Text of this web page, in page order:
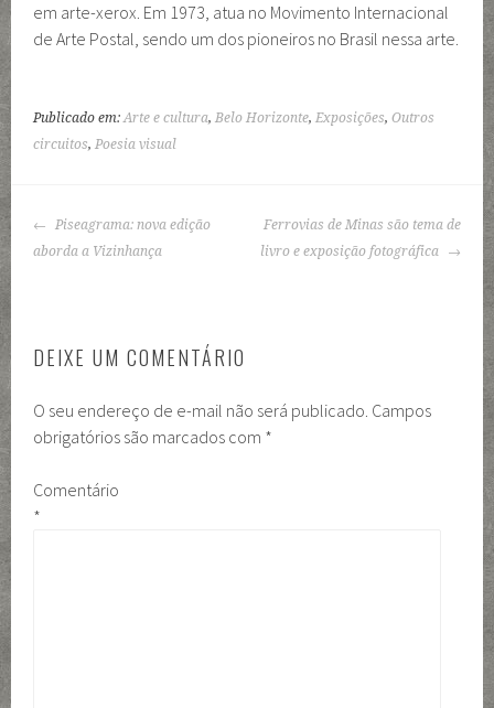
em arte-xerox. Em 1973, atua no Movimento Internacional
de Arte Postal, sendo um dos pioneiros no Brasil nessa arte.
Publicado em:Arte e cultura,Belo Horizonte,Exposições,Outros
circuitos,Poesia visual
NAVEGAÇÃO
DE
Piseagrama: nova edição
aborda a Vizinhança
Ferrovias de Minas são tema de
livro e exposição fotográfica
DEIXE UM COMENTÁRIO
O seu endereço de e-mail não será publicado. Campos
obrigatórios são marcados com *
Comentário
*